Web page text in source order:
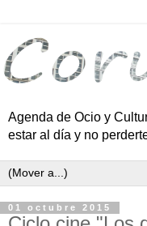
Agenda de Ocio y
estar al día y no
01 octubre 2015